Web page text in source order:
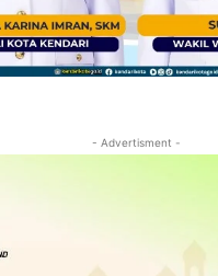
- Advertisment -